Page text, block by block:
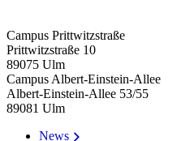
eine staatliche
Miete hilft. Weitere Infos
vor Ort oder beim
Campus Prittwitzstraße
Prittwitzstraße 10
89075 Ulm
Campus Albert-Einstein-Allee
Albert-Einstein-Allee 53/​55
89081 Ulm
News